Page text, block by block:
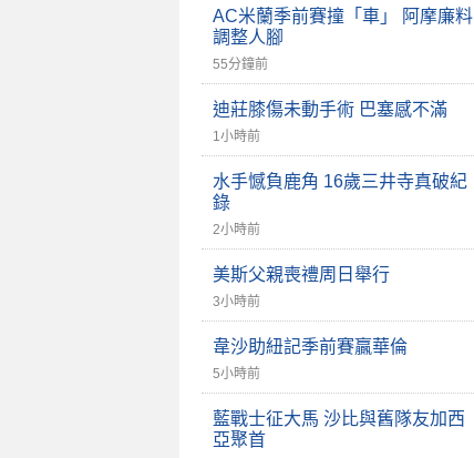
AC米蘭季前賽撞「車」 阿摩廉料
調整人腳
55分鐘前
迪莊膝傷未動手術 巴塞感不滿
1小時前
水手憾負鹿角 16歲三井寺真破紀
錄
2小時前
美斯父親喪禮周日舉行
3小時前
韋沙助紐記季前賽贏華倫
5小時前
藍戰士征大馬 沙比與舊隊友加西
亞聚首